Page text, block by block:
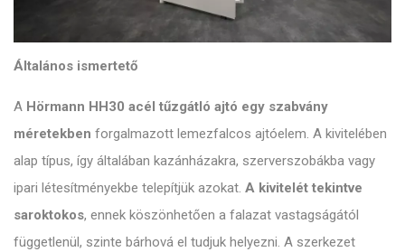
Általános ismertető
A Hörmann HH30 acél tűzgátló ajtó egy szabvány
méretekben forgalmazott lemezfalcos ajtóelem. A kivitelében
alap típus, így általában kazánházakra, szerverszobákba vagy
ipari létesítményekbe telepítjük azokat. A kivitelét tekintve
saroktokos, ennek köszönhetően a falazat vastagságától
függetlenül, szinte bárhová el tudjuk helyezni. A szerkezet